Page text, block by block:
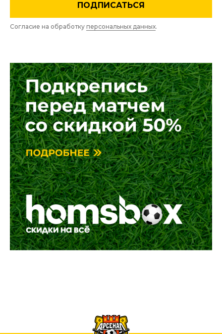
ПОДПИСАТЬСЯ
Согласие на обработку персональных данных.